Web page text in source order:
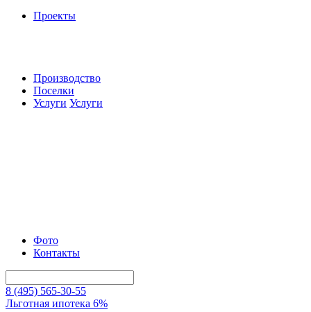
Проекты
Производство
Поселки
Услуги Услуги
Фото
Контакты
8 (495) 565-30-55
Льготная ипотека 6%